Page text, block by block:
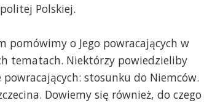
Polskiej.
pomówimy o Jego powracających w
tematach. Niektórzy powiedzieliby
powracających: stosunku do Niemców.
Dowiemy się również, do czego